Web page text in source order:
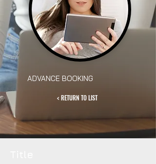
ADVANCE BOOKING
< RETURN TO LIST